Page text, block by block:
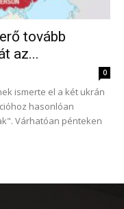
tovább
az...
0
ismerte el a két ukrán
hasonlóan
Várhatóan pénteken